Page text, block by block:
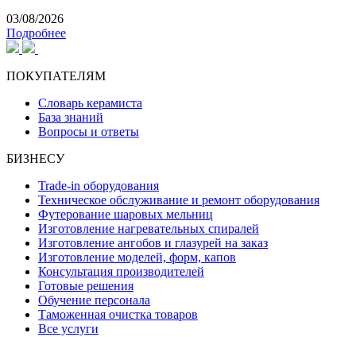
03/08/2026
Подробнее
ПОКУПАТЕЛЯМ
Словарь керамиста
База знаний
Вопросы и ответы
БИЗНЕСУ
Trade-in оборудования
Техническое обслуживание и ремонт оборудования
Футерование шаровых мельниц
Изготовление нагревательных спиралей
Изготовление ангобов и глазурей на заказ
Изготовление моделей, форм, капов
Консультация производителей
Готовые решения
Обучение персонала
Таможенная очистка товаров
Все услуги